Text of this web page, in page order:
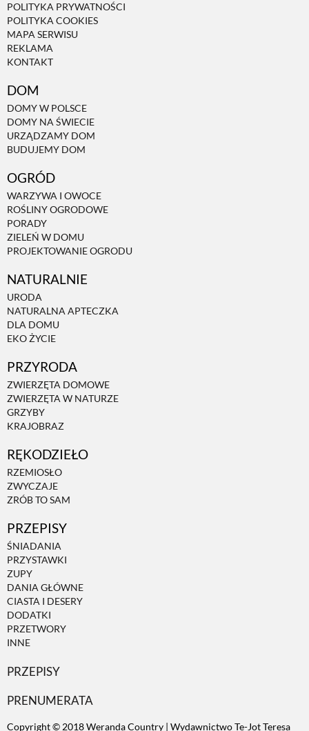
POLITYKA PRYWATNOŚCI
POLITYKA COOKIES
MAPA SERWISU
REKLAMA
KONTAKT
DOM
DOMY W POLSCE
DOMY NA ŚWIECIE
URZĄDZAMY DOM
BUDUJEMY DOM
OGRÓD
WARZYWA I OWOCE
ROŚLINY OGRODOWE
PORADY
ZIELEŃ W DOMU
PROJEKTOWANIE OGRODU
NATURALNIE
URODA
NATURALNA APTECZKA
DLA DOMU
EKO ŻYCIE
PRZYRODA
ZWIERZĘTA DOMOWE
ZWIERZĘTA W NATURZE
GRZYBY
KRAJOBRAZ
RĘKODZIEŁO
RZEMIOSŁO
ZWYCZAJE
ZRÓB TO SAM
PRZEPISY
ŚNIADANIA
PRZYSTAWKI
ZUPY
DANIA GŁÓWNE
CIASTA I DESERY
DODATKI
PRZETWORY
INNE
PRZEPISY
PRENUMERATA
Copyright © 2018 Weranda Country | Wydawnictwo Te-Jot Teresa